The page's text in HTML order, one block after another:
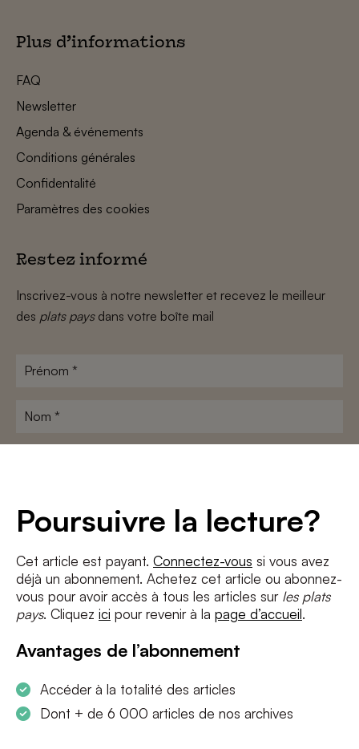
Poursuivre la lecture?
Cet article est payant. Connectez-vous si vous avez
déjà un abonnement. Achetez cet article ou abonnez-
vous pour avoir accès à tous les articles sur les plats
pays. Cliquez ici pour revenir à la page d’accueil.
Avantages de l’abonnement
Accéder à la totalité des articles
Dont + de 6 000 articles de nos archives
Plus d’informations
FAQ
Newsletter
Agenda & événements
Conditions générales
Confidentalité
Paramètres des cookies
Restez informé
Inscrivez-vous à notre newsletter et recevez le meilleur
des plats paysdans votre boîte mail
Prénom
Nom
J'accepte les termes et conditions etla politique de confidentialité
S'INSCRIRE